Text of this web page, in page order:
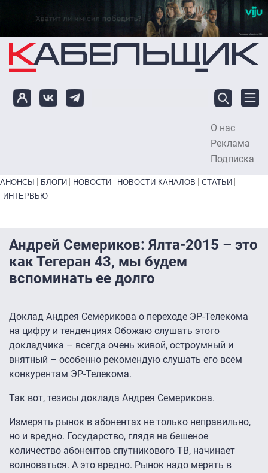
Перейти к основному содержанию
О нас
Реклама
Подписка
Primary links bottom
АНОНСЫ БЛОГИ НОВОСТИ НОВОСТИ КАНАЛОВ
СТАТЬИ
ИНТЕРВЬЮ
Андрей Семериков: Ялта-2015 – это
как Тегеран 43, мы будем
вспоминать ее долго
Доклад Андрея Семерикова о переходе ЭР-Телекома
на цифру и тенденциях Обожаю слушать этого
докладчика – всегда очень живой, остроумный и
внятный – особенно рекомендую слушать его всем
конкурентам ЭР-Телекома.
Так вот, тезисы доклада Андрея Семерикова.
Измерять рынок в абонентах не только неправильно,
но и вредно. Государство, глядя на бешеное
количество абонентов спутникового ТВ, начинает
волноваться. А это вредно. Рынок надо мерять в